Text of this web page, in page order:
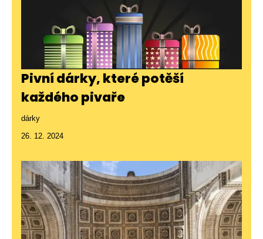
Pivní dárky, které potěší
každého pivaře
dárky
26. 12. 2024